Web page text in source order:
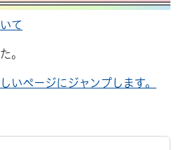
て
。
いページにジャンプします。